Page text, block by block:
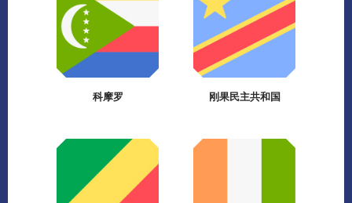
科摩罗 刚果民主共和国